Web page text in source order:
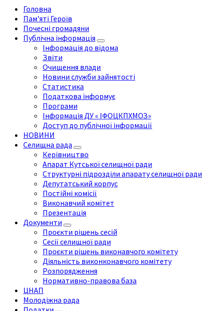
Головна
Пам'яті Героїв
Почесні громадяни
Публічна інформація
Інформація до відома
Звіти
Очищення влади
Новини служби зайнятості
Статистика
Податкова інформує
Програми
Інформація ДУ « ІФОЦКПХМОЗ»
Доступ до публічної інформації
НОВИНИ
Селищна рада
Керівництво
Апарат Кутської селищної ради
Структурні підрозділи апарату селищної ради
Депутатський корпус
Постійні комісії
Виконавчий комітет
Презентація
Документи
Проєкти рішень сесій
Сесії селищної ради
Проєкти рішень виконавчого комітету
Діяльність виконконавчого комітету
Розпорядження
Нормативно-правова база
ЦНАП
Молодіжна рада